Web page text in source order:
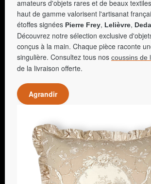
amateurs d'objets rares et de beaux
haut de gamme valorisent l'artisanat
étoffes signées Pierre Frey, Lelièvre,
Découvrez notre sélection exclusive
conçus à la main. Chaque pièce raconte
singulière. Consultez tous nos coussins de
de la livraison offerte.
Agrandir